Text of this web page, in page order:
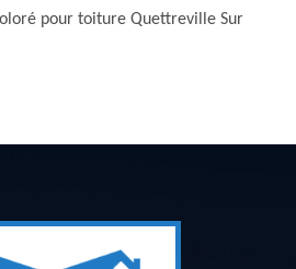
pour toiture Quettreville Sur